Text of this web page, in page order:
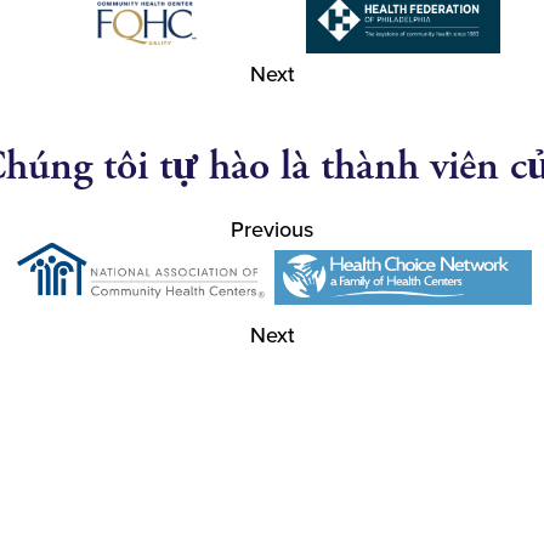
Next
tôi tự hào là thành viên
Previous
Next